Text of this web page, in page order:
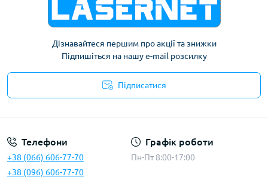
Дізнавайтеся першим про акції та знижки
Підпишіться на нашу e-mail розсилку
Підписатися
Телефони
+38 (066) 606-77-70
+38 (096) 606-77-70
Графік роботи
Пн-Пт 8:00-17:00